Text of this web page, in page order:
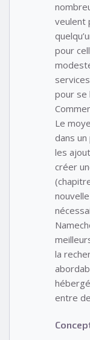
veulent
pour
pour se
Le
dans
les
créer
la
entre